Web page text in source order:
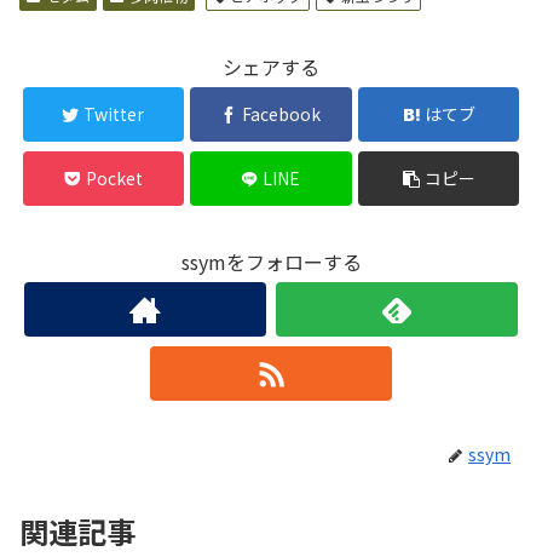
シェアする
Twitter Facebook はてブ
Pocket LINE コピー
ssymをフォローする
ssym
関連記事